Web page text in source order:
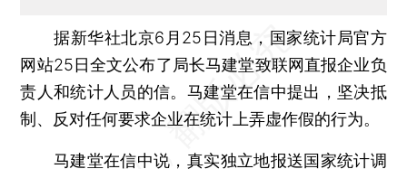
据新华社北京6月25日消息，国家统计局官方
网站25日全文公布了局长马建堂致联网直报企业负
责人和统计人员的信。马建堂在信中提出，坚决抵
制、反对任何要求企业在统计上弄虚作假的行为。
马建堂在信中说，真实独立地报送国家统计调